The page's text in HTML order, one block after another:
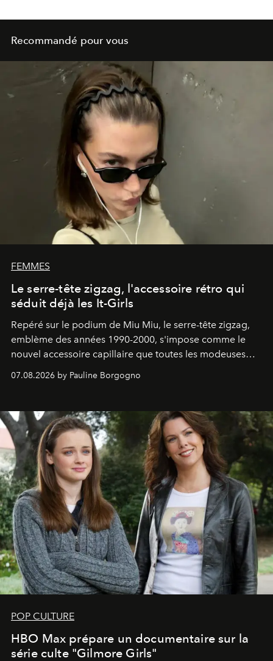
Recommandé pour vous
FEMMES
Le serre-tête zigzag, l'accessoire rétro qui
séduit déjà les It-Girls
Repéré sur le podium de Miu Miu, le serre-tête zigzag,
emblème des années 1990-2000, s'impose comme le
nouvel accessoire capillaire que toutes les modeuses
07.08.2026 by Pauline Borgogno
POP CULTURE
HBO Max prépare un documentaire sur la
série culte "Gilmore Girls"